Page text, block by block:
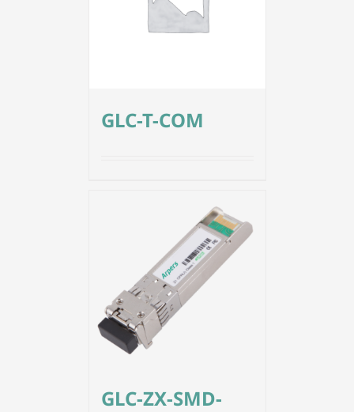
GLC-T-COM
GLC-ZX-SMD-